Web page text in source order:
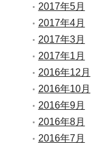
2017年5月
2017年4月
2017年3月
2017年1月
2016年12月
2016年10月
2016年9月
2016年8月
2016年7月